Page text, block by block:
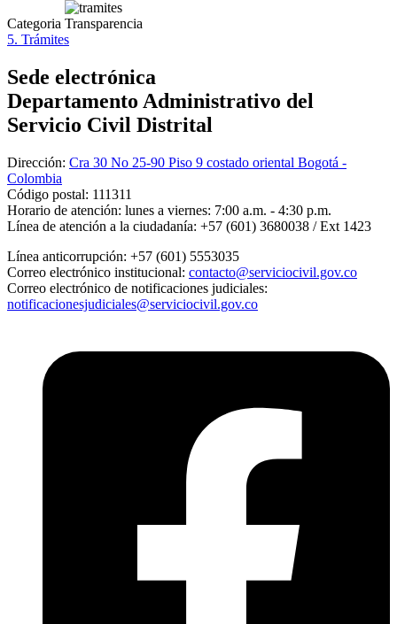
Categoria Transparencia
5. Trámites
Sede electrónica
Departamento Administrativo del
Servicio Civil Distrital
Dirección: Cra 30 No 25-90 Piso 9 costado oriental Bogotá -
Colombia
Código postal: 111311
Horario de atención: lunes a viernes: 7:00 a.m. - 4:30 p.m.
Línea de atención a la ciudadanía: +57 (601) 3680038 / Ext 1423
Línea anticorrupción: +57 (601) 5553035
Correo electrónico institucional: contacto@serviciocivil.gov.co
Correo electrónico de notificaciones judiciales:
notificacionesjudiciales@serviciocivil.gov.co